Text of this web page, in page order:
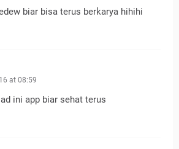
biar bisa terus berkarya hihihi
at 08:59
ini app biar sehat terus